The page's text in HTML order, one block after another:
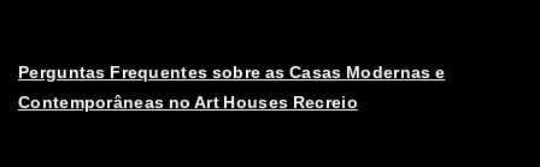
Perguntas Frequentes sobre as Casas Modernas e
Contemporâneas no Art Houses Recreio